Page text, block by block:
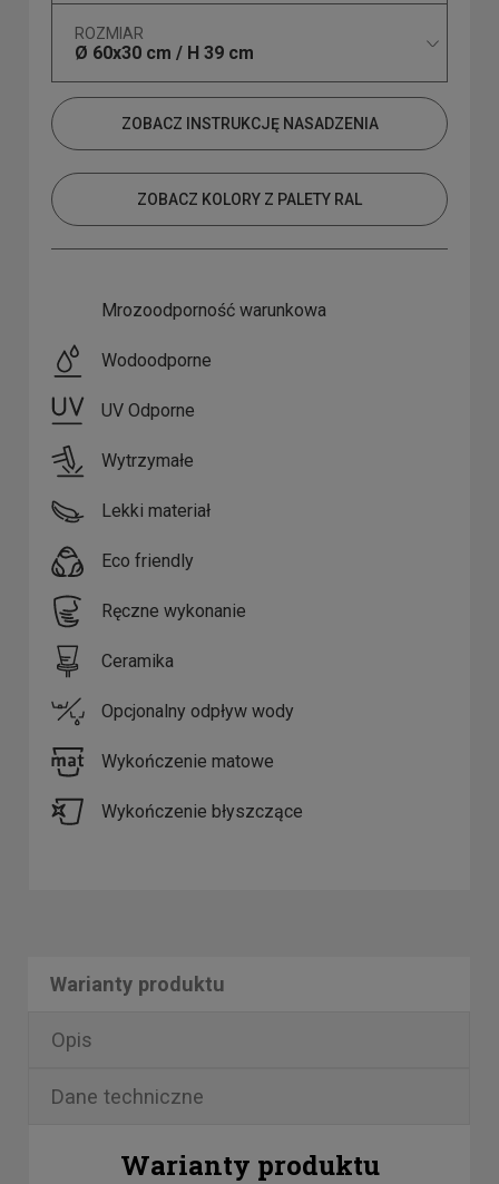
ROZMIAR
Ø 60x30 cm / H 39 cm
ZOBACZ INSTRUKCJĘ NASADZENIA
ZOBACZ KOLORY Z PALETY RAL
Mrozoodporność warunkowa
Wodoodporne
UV Odporne
Wytrzymałe
Lekki materiał
Eco friendly
Ręczne wykonanie
Ceramika
Opcjonalny odpływ wody
Wykończenie matowe
Wykończenie błyszczące
Warianty produktu
Opis
Dane techniczne
Warianty produktu